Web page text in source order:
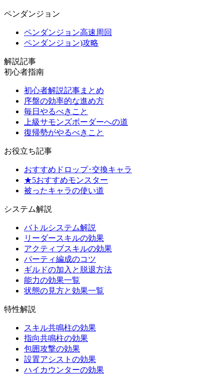
ペンダンジョン
ペンダンジョン高速周回
ペンダンジョン)攻略
解説記事
初心者指南
初心者解説記事まとめ
序盤の効率的な進め方
毎日やるべきこと
上級サモンズボーダーへの道
復帰勢がやるべきこと
お役立ち記事
おすすめドロップ･交換キャラ
★5おすすめモンスター
被ったキャラの使い道
システム解説
バトルシステム解説
リーダースキルの効果
アクティブスキルの効果
パーティ編成のコツ
ギルドの加入と脱退方法
能力の効果一覧
状態の見方と効果一覧
特性解説
スキル共鳴柱の効果
指向共鳴柱の効果
包囲攻撃の効果
設置アシストの効果
ハイカウンターの効果